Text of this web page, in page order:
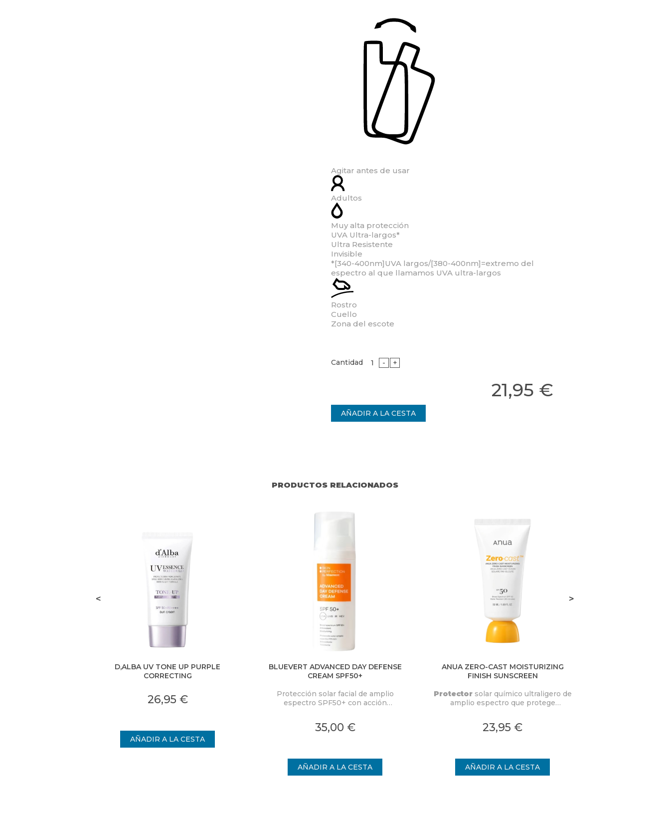
Agitar antes de usar
Adultos
Muy alta protección
UVA Ultra-largos*
Ultra Resistente
Invisible
*[340-400nm]UVA largos/[380-400nm]=extremo del
espectro al que llamamos UVA ultra-largos
Rostro
Cuello
Zona del escote
Cantidad - +
21,95 €
PRODUCTOS RELACIONADOS
D,ALBA UV TONE UP PURPLE
CORRECTING
26,95 €
BLUEVERT ADVANCED DAY DEFENSE
CREAM SPF50+
Protección solar facial de amplio
espectro SPF50+ con acción
UVA, UVB, luz infrarroja y luz visible.
35,00 €
ANUA ZERO-CAST MOISTURIZING
FINISH SUNSCREEN
Protectorsolar químico ultraligero de
amplio espectro que protege
23,95 €
< >